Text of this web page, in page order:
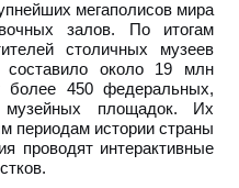
мегаполисов мира
залов. По итогам
столичных музеев
около 19 млн
более 450 федеральных,
музейных площадок. Их
периодам истории страны
проводят интерактивные